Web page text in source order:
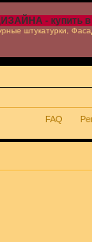
- купить в
штукатурки,
FAQ